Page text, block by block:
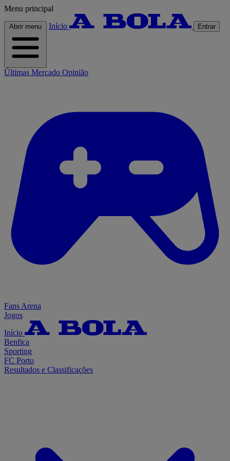
Menu principal
Abrir menu Início Entrar
Últimas Mercado Opinião
Fans Arena
Jogos
Início
Benfica
Sporting
FC Porto
Resultados e Classificações